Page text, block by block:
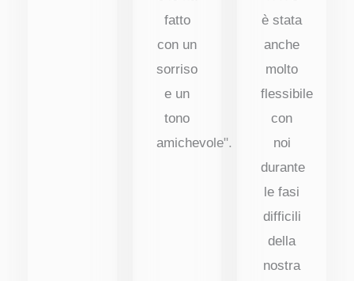
fatto
con un
sorriso
e un
tono
amichevole".
è stata
anche
molto
flessibile
con
noi
durante
le fasi
difficili
della
nostra